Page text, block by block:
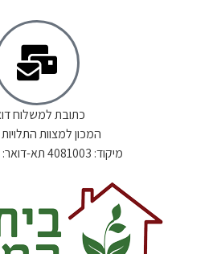
כתובת למשלוח
המכון למצוות
מיקוד: 4081003 תא-דואר: 176 אלעד